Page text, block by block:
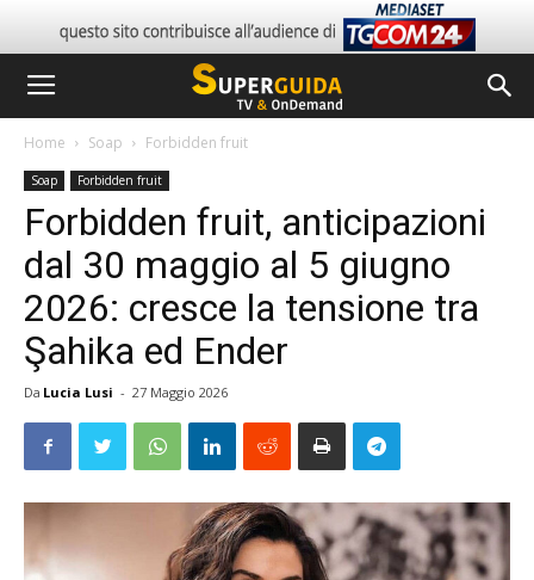
Home Soap Forbidden fruit
Soap Forbidden fruit
Forbidden fruit, anticipazioni
dal 30 maggio al 5 giugno
2026: cresce la tensione tra
Şahika ed Ender
Da Lucia Lusi - 27 Maggio 2026